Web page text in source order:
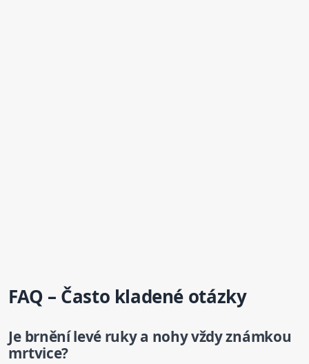
FAQ – Často kladené otázky
Je brnění levé ruky a nohy vždy známkou
mrtvice?